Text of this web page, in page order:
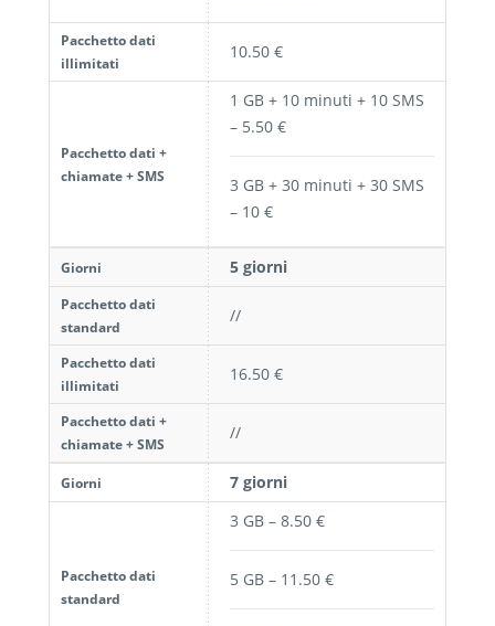
Pacchetto dati
illimitati
10.50 €
Pacchetto dati +
chiamate + SMS
1 GB + 10 minuti + 10 SMS
– 5.50 €
3 GB + 30 minuti + 30 SMS
– 10 €
Giorni 5 giorni
Pacchetto dati
standard
//
Pacchetto dati
illimitati
16.50 €
Pacchetto dati +
chiamate + SMS
//
Giorni 7 giorni
Pacchetto dati
standard
3 GB – 8.50 €
5 GB – 11.50 €